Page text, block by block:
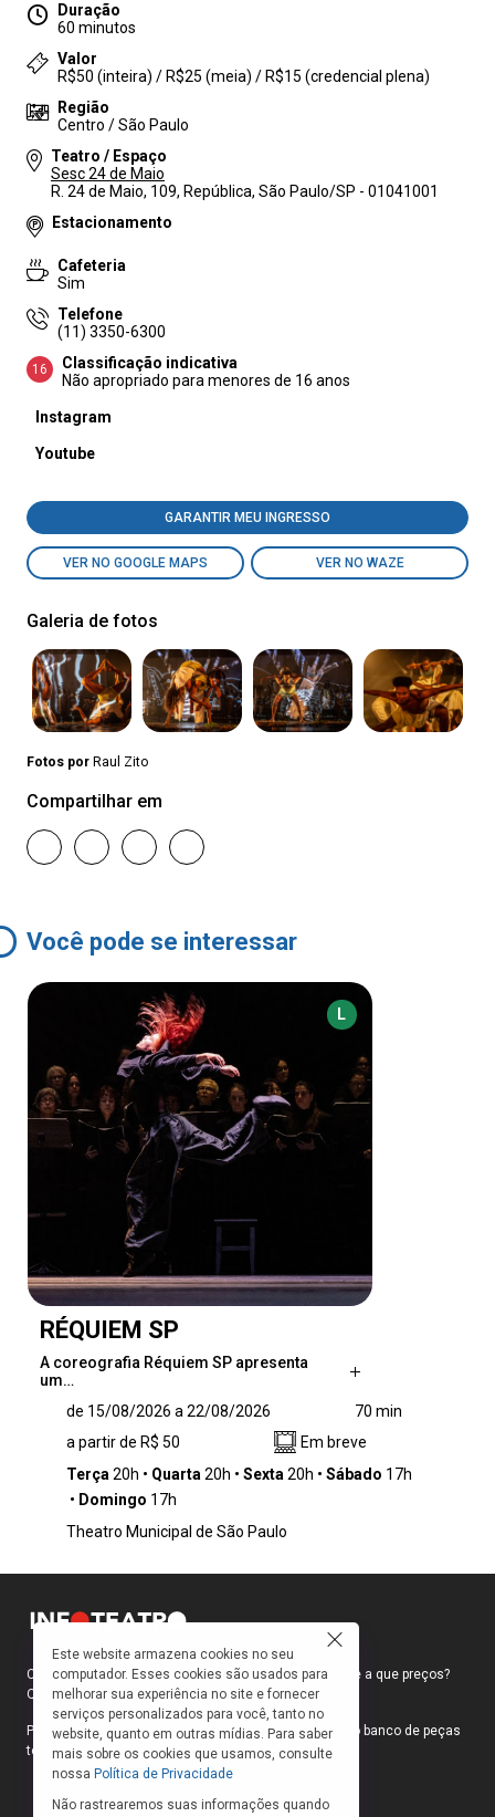
Duração
60 minutos
Valor
R$50 (inteira) / R$25 (meia) / R$15 (credencial plena)
Região
Centro / São Paulo
Teatro / Espaço
Sesc 24 de Maio
R. 24 de Maio, 109, República, São Paulo/SP - 01041001
Estacionamento
Cafeteria
Sim
Telefone
(11) 3350-6300
16
Classificação indicativa
Não apropriado para menores de 16 anos
Instagram
Youtube
GARANTIR MEU INGRESSO
VER NO GOOGLE MAPS VER NO WAZE
Galeria de fotos
Fotos por Raul Zito
Compartilhar em
Você pode se interessar
L
RÉQUIEM SP
A coreografia Réquiem SP apresenta
um…
desafio e um exercício que estabelece um
diálogo entre distintas linhagens de dança,
como o balé, o jumpstyle e as danças urbanas
e populares. A proposta investiga de maneira
entre corpos, contextos e manifestações
Nesse cenário, o movimento do elenco vai
além da técnica, atuando como matéria para
explorar e compreender as interações do
corpo com o ambiente.
de 15/08/2026 a 22/08/2026
70 min
a partir de R$ 50
Em breve
Terça 20h Quarta 20h Sexta 20h Sábado 17h
Domingo 17h
Theatro Municipal de São Paulo
Como faço para ir ao teatro? Onde compro ingressos e a que preços?
Quais peças estão em cartaz?
Para responder a essas e outras perguntas, criamos o banco de peças
teatrais do INFOTEATRO.
Este website armazena cookies no seu
computador. Esses cookies são usados para
melhorar sua experiência no site e fornecer
serviços personalizados para você, tanto no
website, quanto em outras mídias. Para saber
mais sobre os cookies que usamos, consulte
nossa Política de Privacidade
Não rastrearemos suas informações quando